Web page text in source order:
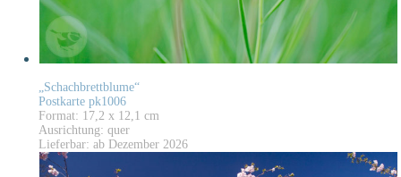
„Schachbrettblume“
Postkarte pk1006
Format: 17,2 x 12,1 cm
Ausrichtung: quer
Lieferbar: ab Dezember 2026